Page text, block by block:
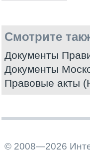
Смотрите
Документы
Документы
Правовые акты
© 2008—2026